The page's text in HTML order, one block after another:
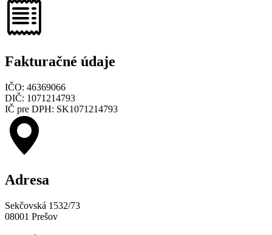
Fakturačné údaje
IČO: 46369066
DIČ: 1071214793
IČ pre DPH: SK1071214793
Adresa
Sekčovská 1532/73
08001 Prešov